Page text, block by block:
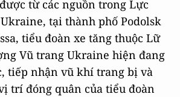
từ các nguồn trong Lực
tại thành phố Podolsk
tiểu đoàn xe tăng thuộc Lữ
Vũ trang Ukraine hiện đang
tiếp nhận vũ khí trang bị và
trí đóng quân của tiểu đoàn